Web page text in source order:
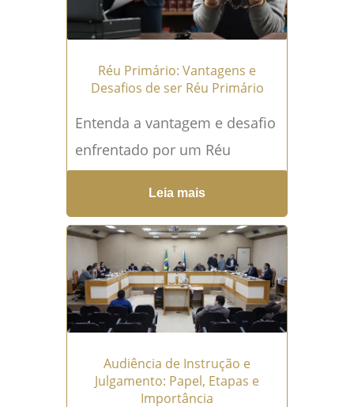
Réu Primário: Vantagens e
Desafios de ser Réu Primário
Entenda a vantagem e desafio
enfrentado por um Réu
Primário no Brasil e saiba
como um advogado
criminalista pode auxiliar
nessa condição e garantir
uma defesa efetiva. Leia mais!
O...Leia mais →
Leia mais
Audiência de Instrução e
Julgamento: Papel, Etapas e
Importância